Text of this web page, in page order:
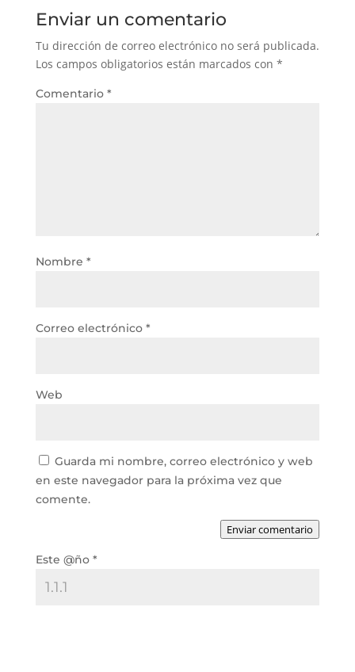
Enviar un comentario
Tu dirección de correo electrónico no será publicada.
Los campos obligatorios están marcados con *
Comentario *
Nombre *
Correo electrónico *
Web
Guarda mi nombre, correo electrónico y web
en este navegador para la próxima vez que
comente.
Enviar comentario
Este @ño *